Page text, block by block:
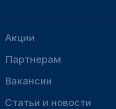
Акции
Партнерам
Вакансии
Статьи и новости